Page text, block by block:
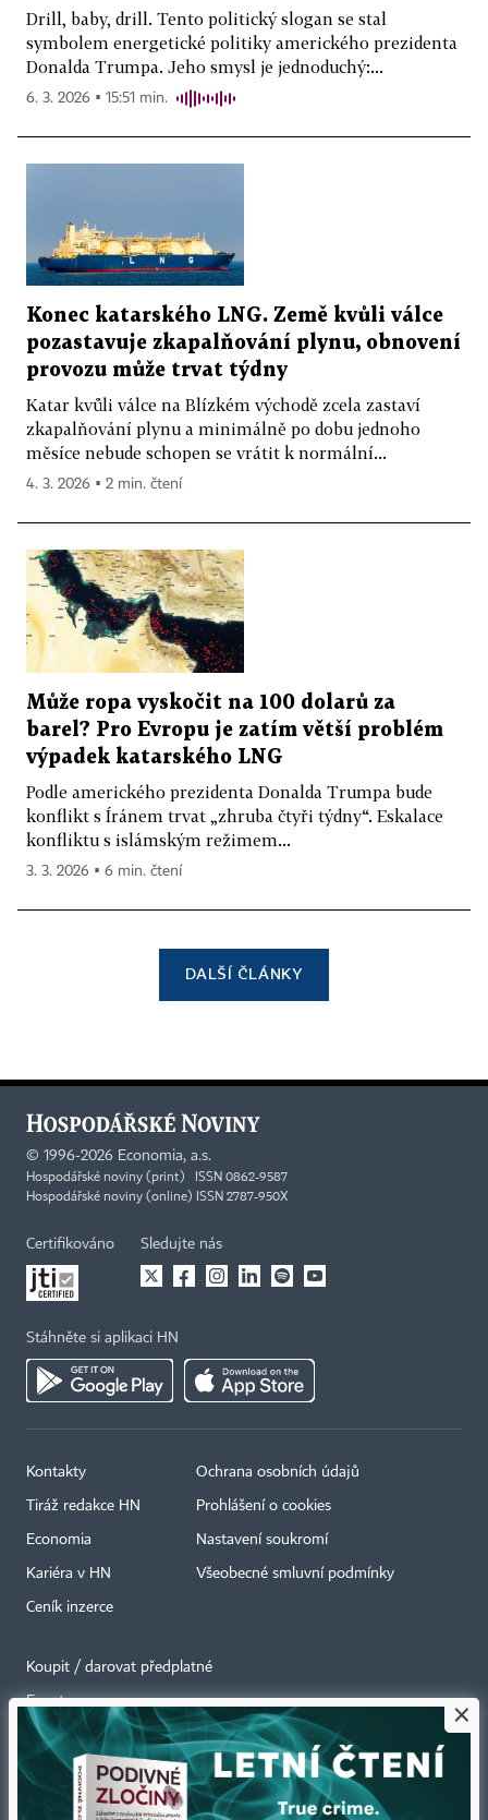
Drill, baby, drill. Tento politický slogan se stal
symbolem energetické politiky amerického prezidenta
Donalda Trumpa. Jeho smysl je jednoduchý:...
6. 3. 2026 ▪ 15:51 min.
Konec katarského LNG. Země kvůli válce
pozastavuje zkapalňování plynu, obnovení
provozu může trvat týdny
Katar kvůli válce na Blízkém východě zcela zastaví
zkapalňování plynu a minimálně po dobu jednoho
měsíce nebude schopen se vrátit k normální...
4. 3. 2026 ▪ 2 min. čtení
Může ropa vyskočit na 100 dolarů za
barel? Pro Evropu je zatím větší problém
výpadek katarského LNG
Podle amerického prezidenta Donalda Trumpa bude
konflikt s Íránem trvat „zhruba čtyři týdny“. Eskalace
konfliktu s islámským režimem...
3. 3. 2026 ▪ 6 min. čtení
DALŠÍ ČLÁNKY
© 1996-2026 Economia, a.s.
Hospodářské noviny (print) ISSN 0862-9587
Hospodářské noviny (online) ISSN 2787-950X
Certifikováno Sledujte nás
Stáhněte si aplikaci HN
Kontakty
Tiráž redakce HN
Economia
Kariéra v HN
Ceník inzerce
Ochrana osobních údajů
Prohlášení o cookies
Nastavení soukromí
Všeobecné smluvní podmínky
Koupit / darovat předplatné
Eventy
Newslettery
RSS kanály
×